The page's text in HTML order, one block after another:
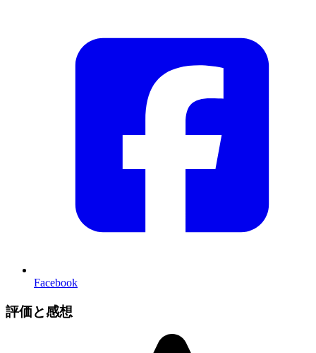
Facebook
評価と感想